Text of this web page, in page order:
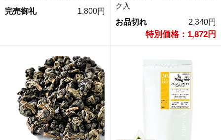
完売御礼
1,800円
ク入
お品切れ
2,340円
特別価格：1,872円